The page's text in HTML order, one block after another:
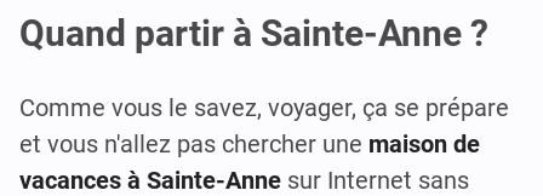
Quand partir à Sainte-Anne ?
Comme vous le savez, voyager, ça se prépare
et vous n'allez pas chercher une maison de
vacances à Sainte-Anne sur Internet sans